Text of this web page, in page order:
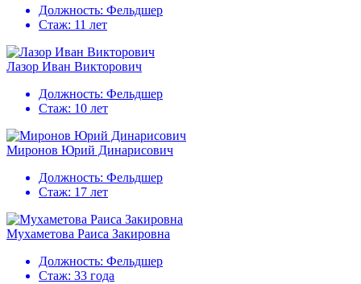
Должность: Фельдшер
Стаж: 11 лет
Лазор Иван Викторович
Должность: Фельдшер
Стаж: 10 лет
Миронов Юрий Динарисович
Должность: Фельдшер
Стаж: 17 лет
Мухаметова Раиса Закировна
Должность: Фельдшер
Стаж: 33 года